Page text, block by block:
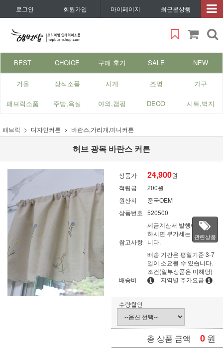
로그인 회원가입 마이페이지 최근본상품
BEST CHOICE 구매 후기 SALE NEW
거울 장식소품 시계 조명 가구
패브릭소품 주방,욕실 야외,캠핑 DECO 시트,벽지
패브릭 디자인커튼 바란스,가리개,미니커튼
허브 광목 바란스 커튼
상품가 24,900원
적립금
200원
원산지
중국OEM
상품번호 520500
참고사항
세금계산서 발행이 필요
하시면 부가세는 별도입
니다.
배송비
배송 기간은 평일기준 3-7
일이 소요될 수 있습니다.
조건(일부상품은 미해당)
지역별 추가요금
관련상품
수량할인
총 상품 금액 0 원